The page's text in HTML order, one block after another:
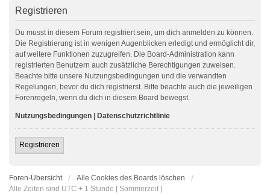
Registrieren
Du musst in diesem Forum registriert sein, um dich anmelden zu können.
Die Registrierung ist in wenigen Augenblicken erledigt und ermöglicht dir,
auf weitere Funktionen zuzugreifen. Die Board-Administration kann
registrierten Benutzern auch zusätzliche Berechtigungen zuweisen.
Beachte bitte unsere Nutzungsbedingungen und die verwandten
Regelungen, bevor du dich registrierst. Bitte beachte auch die jeweiligen
Forenregeln, wenn du dich in diesem Board bewegst.
Nutzungsbedingungen Datenschutzrichtlinie
Registrieren
Foren-Übersicht
Alle Cookies des Boards löschen
Alle Zeiten sind UTC + 1 Stunde [ Sommerzeit ]